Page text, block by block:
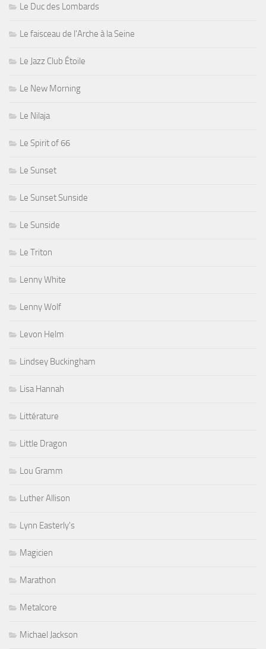
Le Duc des Lombards
Le faisceau de l'Arche à la Seine
Le Jazz Club Étoile
Le New Morning
Le Nilaja
Le Spirit of 66
Le Sunset
Le Sunset Sunside
Le Sunside
Le Triton
Lenny White
Lenny Wolf
Levon Helm
Lindsey Buckingham
Lisa Hannah
Littérature
Little Dragon
Lou Gramm
Luther Allison
Lynn Easterly's
Magicien
Marathon
Metalcore
Michael Jackson